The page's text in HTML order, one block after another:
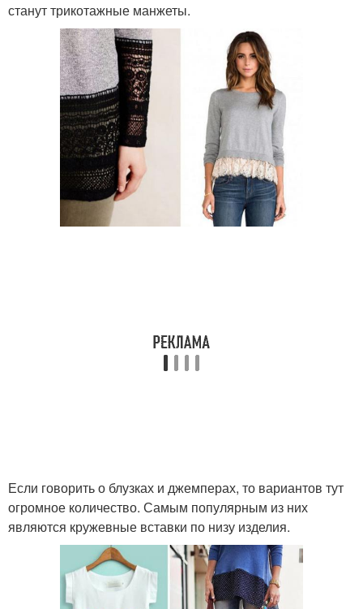
станут трикотажные манжеты.
Если говорить о блузках и джемперах, то вариантов тут
огромное количество. Самым популярным из них
являются кружевные вставки по низу изделия.